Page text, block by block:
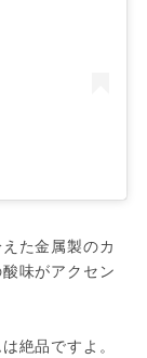
た金属製のカ
味がアクセン
絶品ですよ。